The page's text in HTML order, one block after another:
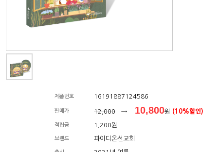
제품번호 16191887124586
판매가 12,000 → 10,800원 (10%할인)
적립금 1,200원
브랜드 파이디온선교회